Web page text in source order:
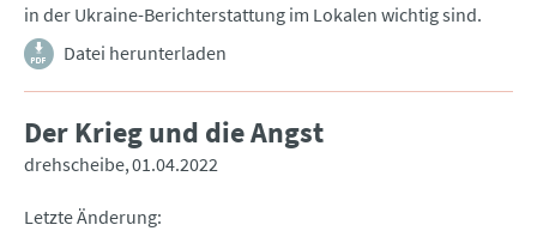
in der Ukraine-Berichterstattung im Lokalen wichtig sind.
Datei herunterladen
Der Krieg und die Angst
drehscheibe 01.04.2022
Letzte Änderung